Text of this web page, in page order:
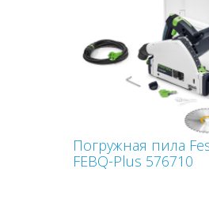
Погружная пила
FEBQ-Plus 576710